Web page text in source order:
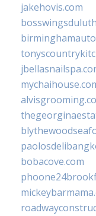
jakehovis.com
bobacove.com